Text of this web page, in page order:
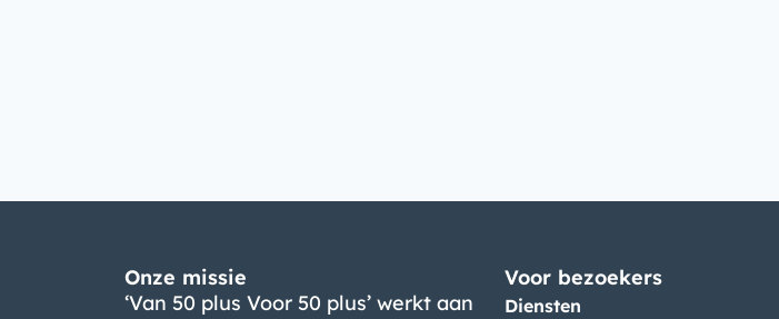
Onze missie
‘Van 50 plus Voor 50 plus’ werkt aan
Voor bezoekers
Diensten